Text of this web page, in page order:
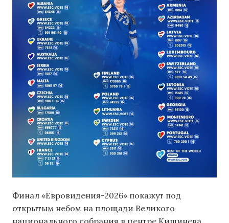
Финал «Евровидения-2026» покажут под
открытым небом на площади Великого
национального собрания в центре Кишинева.